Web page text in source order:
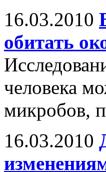
16.03.2010
обитать
человека
микробов,
16.03.2010